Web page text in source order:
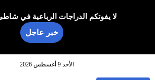
لا يفوتكم الدراجات الرباعية في
خبر عاجل
الأحد 9 أغسطس 2026